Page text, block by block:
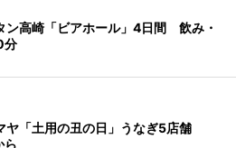
ン高崎「ビアホール」4日間 飲み・
分
ヤ「土用の丑の日」うなぎ5店舗
ら